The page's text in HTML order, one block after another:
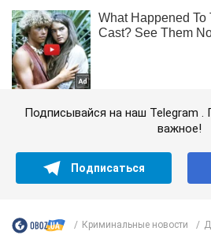
Подписывайся на наш Telegram .
важное!
Подписаться
Криминальные новости